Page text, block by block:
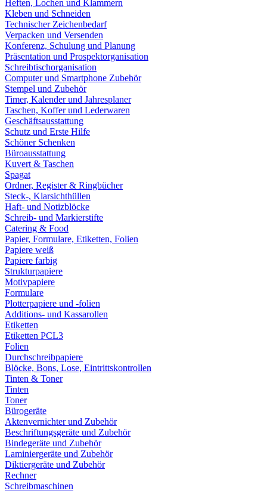
Heften, Lochen und Klammern
Kleben und Schneiden
Technischer Zeichenbedarf
Verpacken und Versenden
Konferenz, Schulung und Planung
Präsentation und Prospektorganisation
Schreibtischorganisation
Computer und Smartphone Zubehör
Stempel und Zubehör
Timer, Kalender und Jahresplaner
Taschen, Koffer und Lederwaren
Geschäftsausstattung
Schutz und Erste Hilfe
Schöner Schenken
Büroausstattung
Kuvert & Taschen
Spagat
Ordner, Register & Ringbücher
Steck-, Klarsichthüllen
Haft- und Notizblöcke
Schreib- und Markierstifte
Catering & Food
Papier, Formulare, Etiketten, Folien
Papiere weiß
Papiere farbig
Strukturpapiere
Motivpapiere
Formulare
Plotterpapiere und -folien
Additions- und Kassarollen
Etiketten
Etiketten PCL3
Folien
Durchschreibpapiere
Blöcke, Bons, Lose, Eintrittskontrollen
Tinten & Toner
Tinten
Toner
Bürogeräte
Aktenvernichter und Zubehör
Beschriftungsgeräte und Zubehör
Bindegeräte und Zubehör
Laminiergeräte und Zubehör
Diktiergeräte und Zubehör
Rechner
Schreibmaschinen